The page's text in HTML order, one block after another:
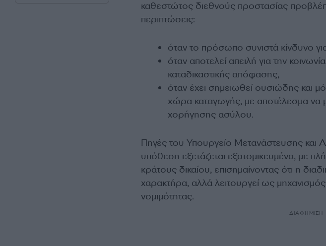
καθεστώτος διεθνούς προστασίας
περιπτώσεις:
όταν το πρόσωπο συνιστά κίνδυνο
όταν αποτελεί απειλή για την
καταδικαστικής απόφασης,
όταν έχει σημειωθεί ουσιώδης και
χώρα καταγωγής, με αποτέλεσμα να
χορήγησης ασύλου.
Πηγές του Υπουργείο Μετανάστευσης και
υπόθεση εξετάζεται εξατομικευμένα, με
κράτους δικαίου, επισημαίνοντας ότι η
χαρακτήρα, αλλά λειτουργεί ως
νομιμότητας.
ΔΙΑΦΗΜΙΣΗ